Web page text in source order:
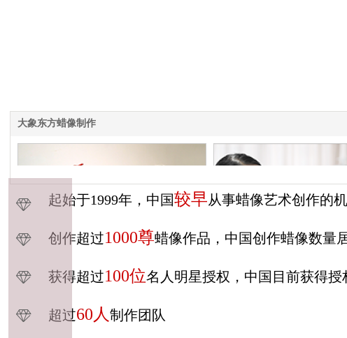
大象东方蜡像制作
起始于1999年，中国较早从事蜡像艺术创作的
创作超过1000尊蜡像作品，中国创作蜡像数量
获得超过100位名人明星授权，中国目前获得授
超过60人 制作团队